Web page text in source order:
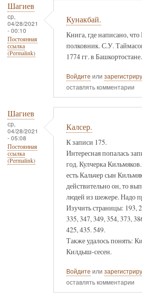
Шагиев
ср,
04/28/2021
- 00:10
Постоянная
ссылка
(Permalink)
Кунакбай.
Книга, где написано,
полковник. С.У.
1774 гг. в Башкортостане.
Войдите или
оставлять комментарии
Шагиев
ср,
04/28/2021
- 05:08
Постоянная
ссылка
(Permalink)
Калсер.
К записи 175.
Интересная попалась
год. Кулчерка
есть Кальчер сын
действительно он, то
людей из шежере. Надо
Изучить страницы: 193,
335, 347, 349, 354, 373,
425, 435. 549.
Также удалось понять:
Килдыш-сесен.
Войдите или
оставлять комментарии